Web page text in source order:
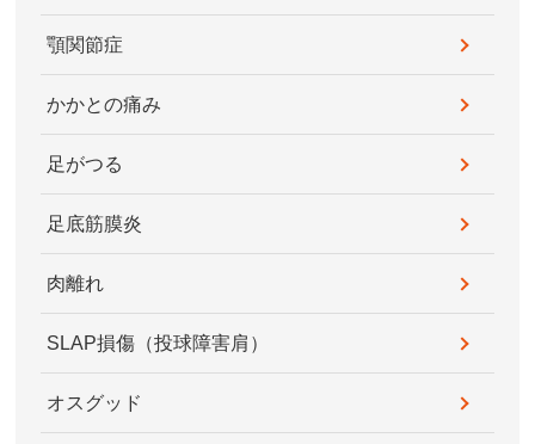
顎関節症
かかとの痛み
足がつる
足底筋膜炎
肉離れ
SLAP損傷（投球障害肩）
オスグッド